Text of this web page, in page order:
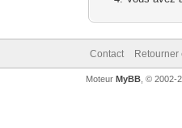
Contact Retourner
Moteur MyBB, © 2002-